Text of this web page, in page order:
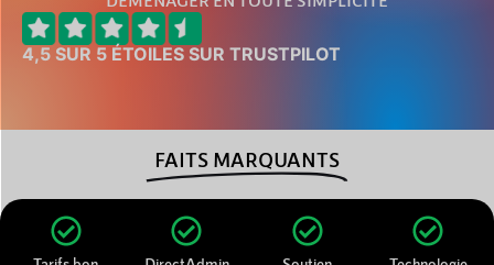
4,5 SUR 5 ÉTOILES SUR TRUSTPILOT
FAITS MARQUANTS